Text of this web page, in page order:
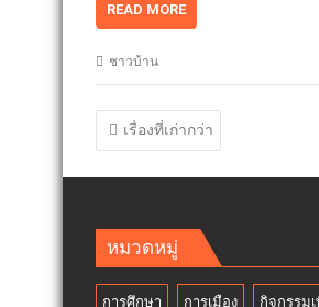
READ MORE
ชาวบ้าน
แนะแนว
เรื่อง
เรื่องที่เก่ากว่า
หมวดหมู่
การศึกษา การเมือง กิจกรรม